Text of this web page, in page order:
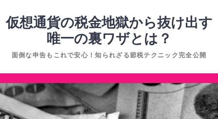
ン
へ
ス
キ
ッ
仮想通貨の税金地獄から抜け出す
唯一の裏ワザとは？
面倒な申告もこれで安心！知られざる節税テクニック完全公開
コ
ン
テ